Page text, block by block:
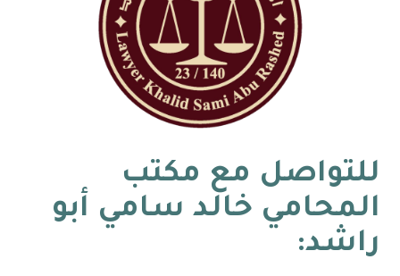
للتواصل مع مكتب
المحامي خالد سامي أبو
راشد: